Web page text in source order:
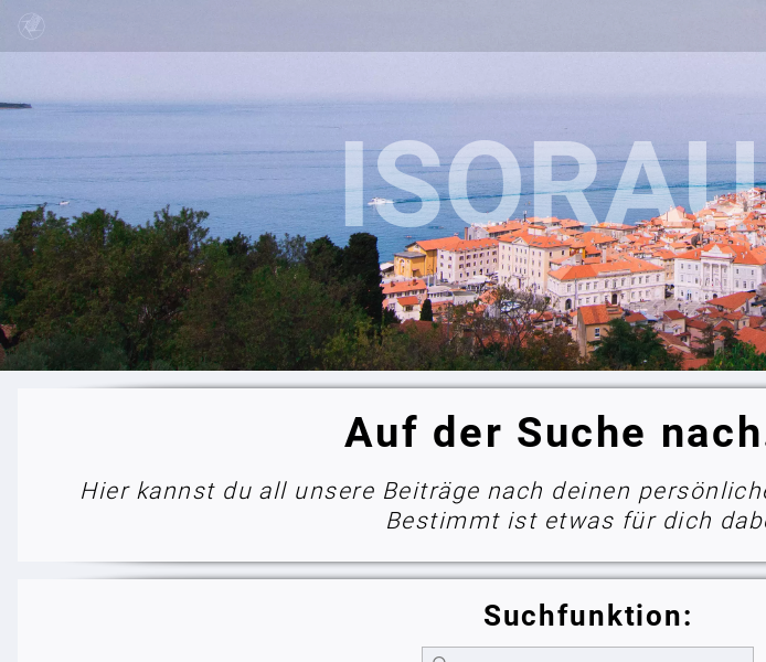
Auf der Suche
Hier kannst du all unsere Beiträge nach deinen
Bestimmt ist etwas für dich
Suchfunktion: